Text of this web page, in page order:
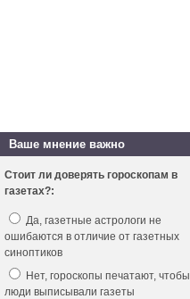
Ваше мнение важно
Стоит ли доверять гороскопам в
газетах?:
Да, газетные астрологи не
ошибаются в отличие от газетных
синоптиков
Нет, гороскопы печатают, чтобы
люди выписывали газеты